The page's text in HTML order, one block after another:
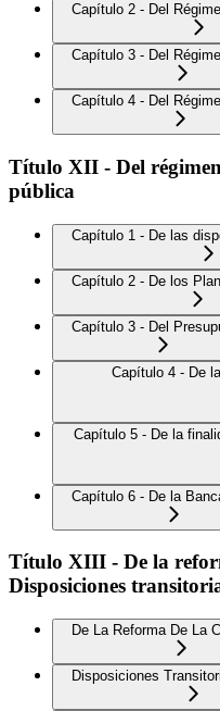
Capítulo 2 - Del
Capítulo 3 - Del
Capítulo 4 - Del
Título XII - Del
pública
Capítulo 1 - De las
Capítulo 2 - De los
Capítulo 3 - Del
Capítulo 4 - De
Capítulo 5 - De la
Capítulo 6 - De la
Título XIII - De la
Disposiciones
De La Reforma De La
Disposiciones